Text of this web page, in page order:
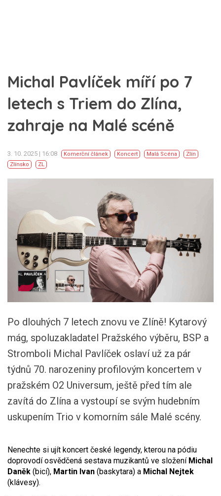
Michal Pavlíček míří po 7
letech s Triem do Zlína,
zahraje na Malé scéně
3. 10. 2025 | 16:08 Komerční článek Koncert Malá Scéna
Zlín
Zlínsko
ZL
Po dlouhých 7 letech znovu ve Zlíně! Kytarový
mág, spoluzakladatel Pražského výběru, BSP a
Stromboli Michal Pavlíček oslaví už za pár
týdnů 70. narozeniny profilovým koncertem v
pražském O2 Universum, ještě před tím ale
zavítá do Zlína a vystoupí se svým hudebním
uskupením Trio v komorním sále Malé scény.
Nenechte si ujít koncert české legendy, kterou na pódiu
doprovodí osvědčená sestava muzikantů ve složení Michal
Daněk (bicí), Martin Ivan (baskytara) a Michal Nejtek
(klávesy).